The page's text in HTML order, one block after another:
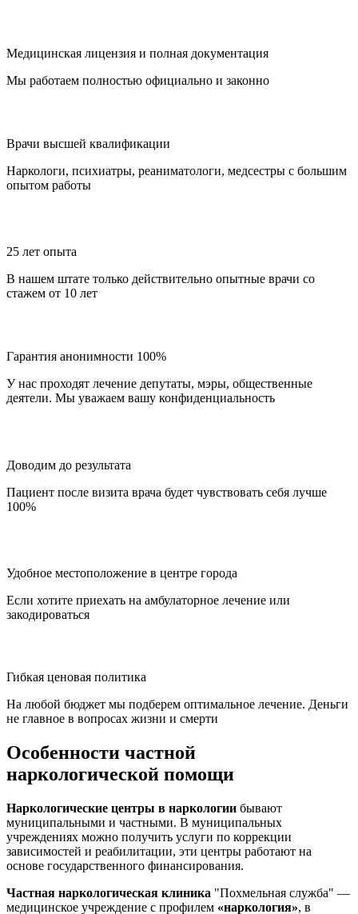
Медицинская лицензия и полная документация
Мы работаем полностью официально и законно
Врачи высшей квалификации
Наркологи, психиатры, реаниматологи, медсестры с большим
опытом работы
25 лет опыта
В нашем штате только действительно опытные врачи со
стажем от 10 лет
Гарантия анонимности 100%
У нас проходят лечение депутаты, мэры, общественные
деятели. Мы уважаем вашу конфиденциальность
Доводим до результата
Пациент после визита врача будет чувствовать себя лучше
100%
Удобное местоположение в центре города
Если хотите приехать на амбулаторное лечение или
закодироваться
Гибкая ценовая политика
На любой бюджет мы подберем оптимальное лечение. Деньги
не главное в вопросах жизни и смерти
Особенности частной
наркологической помощи
Наркологические центры в наркологии бывают
муниципальными и частными. В муниципальных
учреждениях можно получить услуги по коррекции
зависимостей и реабилитации, эти центры работают на
основе государственного финансирования.
Частная наркологическая клиника "Похмельная служба" —
медицинское учреждение с профилем «наркология», в